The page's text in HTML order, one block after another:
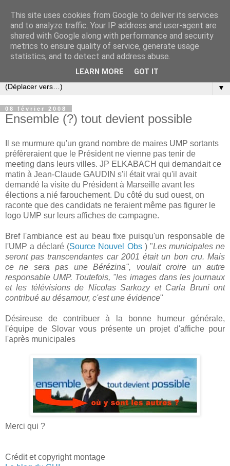
Slovar les Nouvelles
Blog citoyen d'informations, de décryptages et de
commentaires depuis 2005
▼
08 février 2008
Ensemble (?) tout devient possible
Il se murmure qu'un grand nombre de maires UMP sortants
préfèreraient que le Président ne vienne pas tenir de
meeting dans leurs villes. JP ELKABACH qui demandait ce
matin à Jean-Claude GAUDIN s'il était vrai qu'il avait
demandé la visite du Président à Marseille avant les
élections a nié farouchement. Du côté du sud ouest, on
raconte que des candidats ne feraient même pas figurer le
logo UMP sur leurs affiches de campagne.
Bref l'ambiance est au beau fixe puisqu'un responsable de
l'UMP a déclaré (Source Nouvel Obs) "Les municipales ne
seront pas transcendantes car 2001 était un bon cru. Mais
ce ne sera pas une Bérézina", voulait croire un autre
responsable UMP. Toutefois, "les images dans les journaux
et les télévisions de Nicolas Sarkozy et Carla Bruni ont
contribué au désamour, c'est une évidence"
Désireuse de contribuer à la bonne humeur générale,
l'équipe de Slovar vous présente un projet d'affiche pour
l'après municipales
Merci qui ?
Crédit et copyright montage
This site uses cookies from Google to deliver its services
and to analyze traffic. Your IP address and user-agent are
shared with Google along with performance and security
metrics to ensure quality of service, generate usage
statistics, and to detect and address abuse.
LEARN MORE GOT IT